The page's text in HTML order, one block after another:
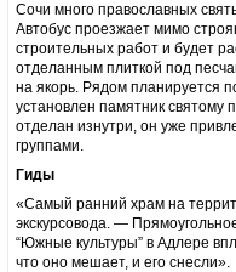
Сочи много православных
Автобус проезжает мимо
строительных работ и будет
отделанным плиткой под
на якорь. Рядом планируется
установлен памятник святому
отделан изнутри, он уже
группами.
Гиды
«Самый ранний храм на
экскурсовода. —
“Южные культуры” в Адлере
что оно мешает, и его снесли».